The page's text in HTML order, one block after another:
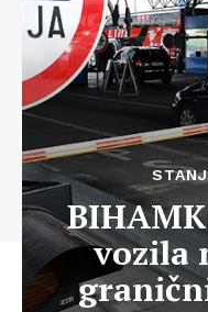
vozila